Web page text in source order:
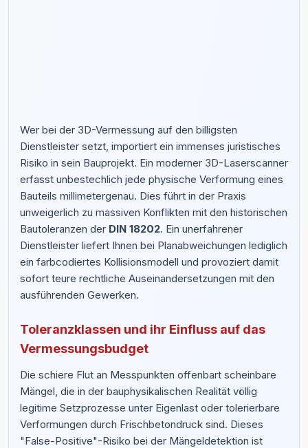
Wer bei der 3D-Vermessung auf den billigsten
Dienstleister setzt, importiert ein immenses juristisches
Risiko in sein Bauprojekt. Ein moderner 3D-Laserscanner
erfasst unbestechlich jede physische Verformung eines
Bauteils millimetergenau. Dies führt in der Praxis
unweigerlich zu massiven Konflikten mit den historischen
Bautoleranzen der DIN 18202. Ein unerfahrener
Dienstleister liefert Ihnen bei Planabweichungen lediglich
ein farbcodiertes Kollisionsmodell und provoziert damit
sofort teure rechtliche Auseinandersetzungen mit den
ausführenden Gewerken.
Toleranzklassen und ihr Einfluss auf das
Vermessungsbudget
Die schiere Flut an Messpunkten offenbart scheinbare
Mängel, die in der bauphysikalischen Realität völlig
legitime Setzprozesse unter Eigenlast oder tolerierbare
Verformungen durch Frischbetondruck sind. Dieses
"False-Positive"-Risiko bei der Mängeldetektion ist